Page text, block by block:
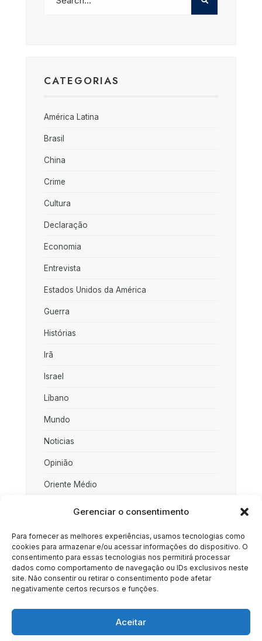
Gerenciar o consentimento
Para fornecer as melhores experiências, usamos tecnologias como
cookies para armazenar e/ou acessar informações do dispositivo. O
consentimento para essas tecnologias nos permitirá processar
dados como comportamento de navegação ou IDs exclusivos neste
site. Não consentir ou retirar o consentimento pode afetar
negativamente certos recursos e funções.
Aceitar
CATEGORIAS
América Latina
Brasil
China
Crime
Cultura
Declaração
Economia
Entrevista
Estados Unidos da América
Guerra
Histórias
Irã
Israel
Líbano
Mundo
Noticias
Opinião
Oriente Médio
Rússia
Sociedade
Uncategorized